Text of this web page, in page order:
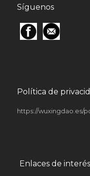
Síguenos
Política de
https://wuxingdao.es/
Enlaces de interés